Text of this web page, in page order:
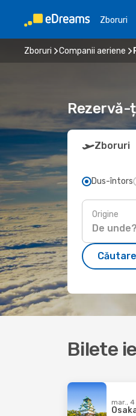
Zboruri
Zboruri Companii aeriene
Rezervă-
Zboruri
Dus-întors
Origine
Bilete
mar., 4